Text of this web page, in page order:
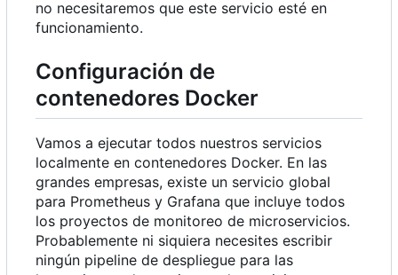
no necesitaremos que este servicio esté en
funcionamiento.
Configuración de
contenedores Docker
Vamos a ejecutar todos nuestros servicios
localmente en contenedores Docker. En las
grandes empresas, existe un servicio global
para Prometheus y Grafana que incluye todos
los proyectos de monitoreo de microservicios.
Probablemente ni siquiera necesites escribir
ningún pipeline de despliegue para las